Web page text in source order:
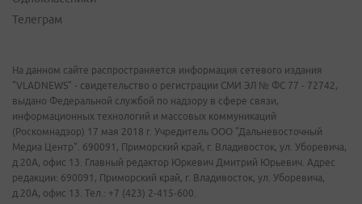
Телеграм
На данном сайте распространяется информация сетевого издания
"VLADNEWS" - свидетельство о регистрации СМИ ЭЛ № ФС 77 - 72742,
выдано Федеральной службой по надзору в сфере связи,
информационных технологий и массовых коммуникаций
(Роскомнадзор) 17 мая 2018 г. Учредитель ООО "Дальневосточный
Медиа Центр". 690091, Приморский край, г. Владивосток, ул. Уборевича,
д.20А, офис 13. Главный редактор Юркевич Дмитрий Юрьевич. Адрес
редакции: 690091, Приморский край, г. Владивосток, ул. Уборевича,
д.20А, офис 13. Тел.: +7 (423) 2-415-600.